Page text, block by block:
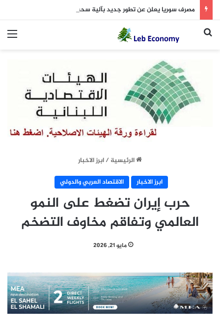
مصرف سوريا يعلن عن تطور جديد بآلية سحب الليرة القديمة
بحث عن
الرئيسية/ابرز الاخبار
ابرز الاخبار
الاقتصاد العربي والدولي
حرب إيران تضغط على النمو
العالمي وتفاقم مخاوف التضخم
مايو 21, 2026